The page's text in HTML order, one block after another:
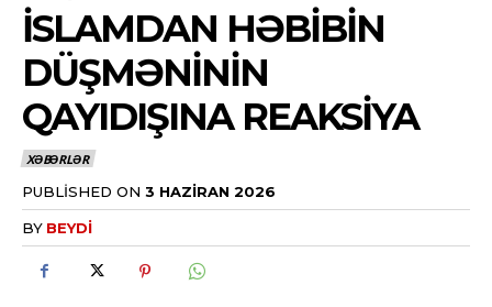
İSLAMDAN HƏBIBIN
DÜŞMƏNININ
QAYIDIŞINA REAKSIYA
XƏBƏRLƏR
PUBLISHED ON 3 HAZIRAN 2026
BY BEYDI